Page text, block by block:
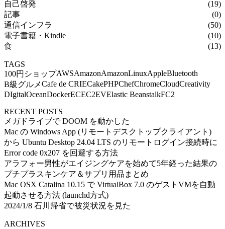
自己啓発
(19)
記事
(0)
通信インフラ
(50)
電子書籍・Kindle
(10)
食
(13)
TAGS
100円ショップAWSAmazonAmazonLinuxAppleBluetooth
B級グルメCafe de CRIECakePHPChefChromeCloudCreativity
DIgitalOceanDockerECEC2EVElastic BeanstalkFC2
RECENT POSTS
メガドライブで DOOM を動かした
Mac の Windows App (リモートデスクトップクライアント)
から Ubuntu Desktop 24.04 LTS のリモートログイン接続時に
Error code 0x207 を回避する方法
アラフォー男性がエイジングケアを始めて5年経った結果の
プチプラスキンケア＆サプリ用品まとめ
Mac OSX Catalina 10.15 で VirtualBox 7.0 のゲストVMを自動
起動させる方法 (launchd方式)
2024/1/8 石川帰省で被災状況を見た
ARCHIVES